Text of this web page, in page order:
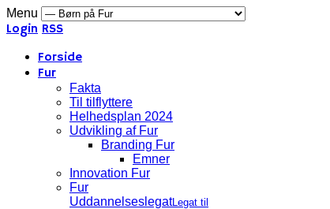
Menu
Login RSS
Forside
Fur
Fakta
Til tilflyttere
Helhedsplan 2024
Udvikling af Fur
Branding Fur
Emner
Innovation Fur
Fur
UddannelseslegatLegat til